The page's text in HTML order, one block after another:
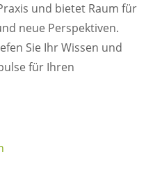
und bietet Raum für
neue Perspektiven.
Sie Ihr Wissen und
für Ihren